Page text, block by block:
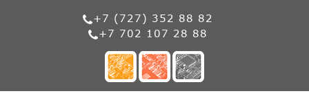
+7 (727) 352 88 82
+7 702 107 28 88